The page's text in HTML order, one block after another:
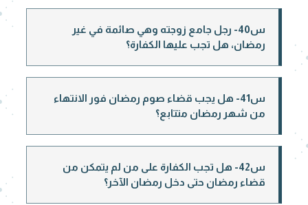
س40- رجل جامع زوجته وهي صائمة في غير
رمضان، هل تجب عليها الكفارة؟
س41- هل يجب قضاء صوم رمضان فور الانتهاء
من شهر رمضان متتابع؟
س42- هل تجب الكفارة على من لم يتمكن من
قضاء رمضان حتى دخل رمضان الآخر؟